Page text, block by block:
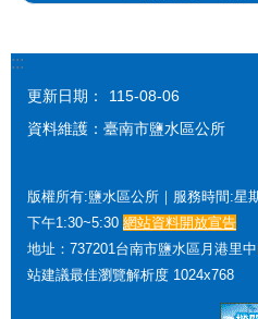
:::
更新日期：
115-08-06
資料維護：臺南市鹽水區公所
版權所有:鹽水區公所｜服務時間:星
下午1:30~5:30 網站資料開放宣告
地址：737201台南市鹽水區月港里
站建議最佳瀏覽解析度 1024x768